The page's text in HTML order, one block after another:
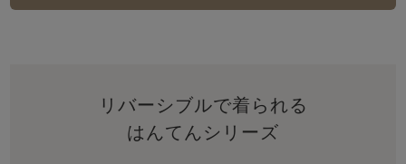
リバーシブルで着られる
はんてんシリーズ